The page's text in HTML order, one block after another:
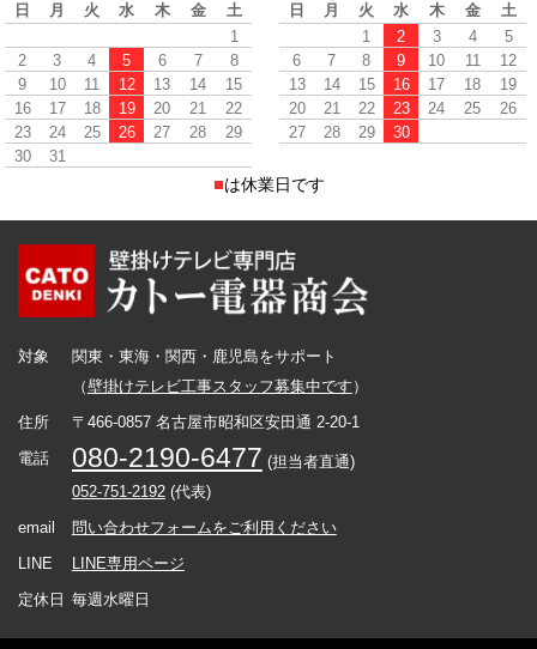
日 月 火 水 木 金
土
1
2
3 4 5 6 7
8
9
10 11 12 13 14
15
16
17 18 19 20 21
22
23
24 25 26 27 28
29
30
31
日 月 火 水 木 金
土
1
2 3 4
5
6
7 8 9 10 11
12
13
14 15 16 17 18
19
20
21 22 23 24 25
26
27
28 29 30
■は休業日です
対象
関東・東海・関西・鹿児島をサポート
（壁掛けテレビ工事スタッフ募集中です ）
住所
〒466-0857 名古屋市昭和区安田通 2-20-1
電話
080-2190-6477 (担当者直通)
052-751-2192(代表)
email
問い合わせフォームをご利用ください
LINE
LINE専用ページ
定休日 毎週水曜日